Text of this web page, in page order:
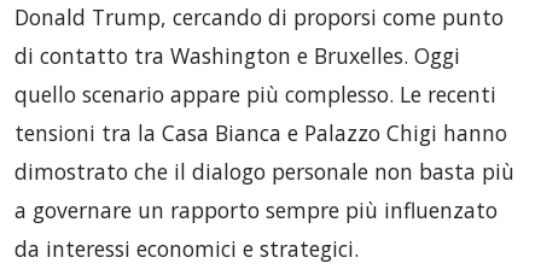
Donald Trump, cercando di proporsi come punto
di contatto tra Washington e Bruxelles. Oggi
quello scenario appare più complesso. Le recenti
tensioni tra la Casa Bianca e Palazzo Chigi hanno
dimostrato che il dialogo personale non basta più
a governare un rapporto sempre più influenzato
da interessi economici e strategici.